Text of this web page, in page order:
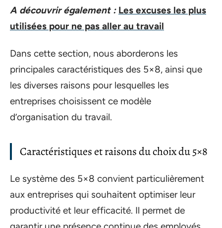
A découvrir également : Les excuses les plus
utilisées pour ne pas aller au travail
Dans cette section, nous aborderons les
principales caractéristiques des 5×8, ainsi que
les diverses raisons pour lesquelles les
entreprises choisissent ce modèle
d’organisation du travail.
Caractéristiques et raisons du choix du 5×8
Le système des 5×8 convient particulièrement
aux entreprises qui souhaitent optimiser leur
productivité et leur efficacité. Il permet de